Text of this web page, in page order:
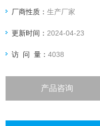
和层析净化高效液相色谱法
厂商性质：生产厂家
更新时间： 2024-04-23
访 问 量：4038
产品咨询